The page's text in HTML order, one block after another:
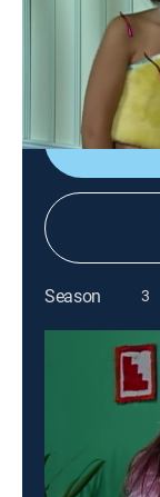
Ludoviquito
primer amor,
entrometidos
Season 3